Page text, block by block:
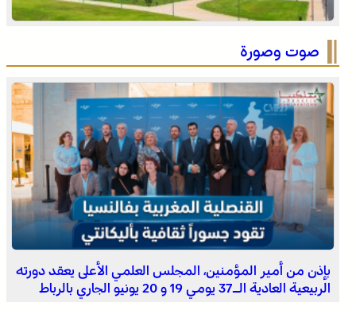
الصحراء المغربية .. كولومبيا تعلن تغييرا في موقفها وتعترف
برقية تعزية ومواساة من أسرة جريدة “مملكتنا” إلى الأستاذ
النقيب مولاي سليمان العمراني في وفاة شقيقه الأكبر
المرحوم مُّحمد العمراني
صوت وصورة
بإذن من أمير المؤمنين، المجلس العلمي الأعلى يعقد دورته
الربيعية العادية الـ37 يومي 19 و 20 يونيو الجاري بالرباط